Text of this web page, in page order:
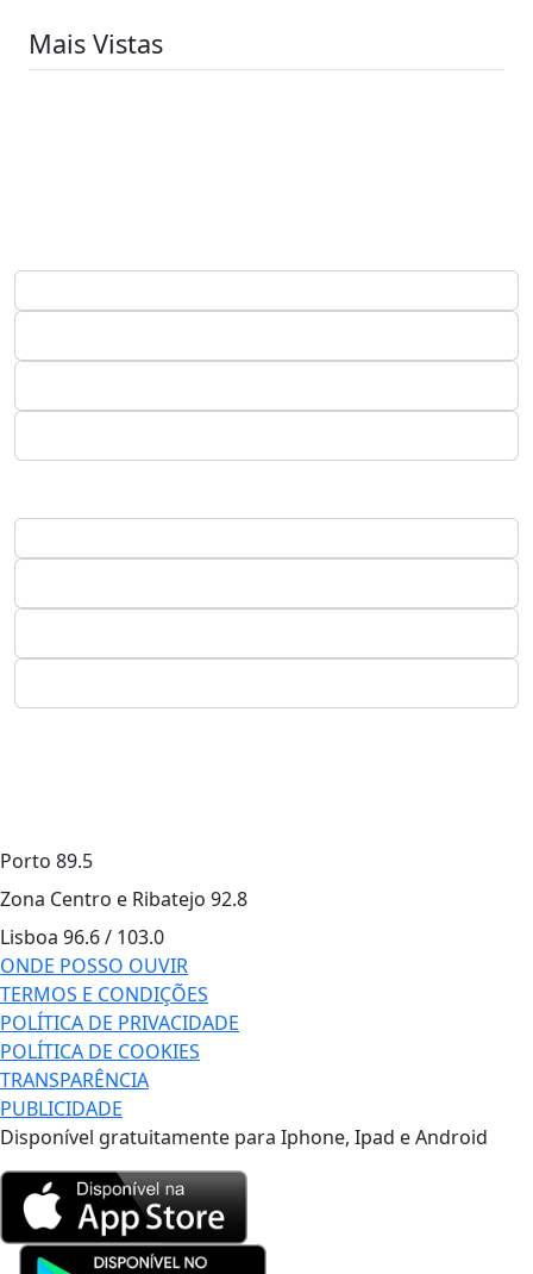
Mais Vistas
Porto 89.5
Zona Centro e Ribatejo 92.8
Lisboa 96.6 / 103.0
ONDE POSSO OUVIR
TERMOS E CONDIÇÕES
POLÍTICA DE PRIVACIDADE
POLÍTICA DE COOKIES
TRANSPARÊNCIA
PUBLICIDADE
Disponível gratuitamente para Iphone, Ipad e Android